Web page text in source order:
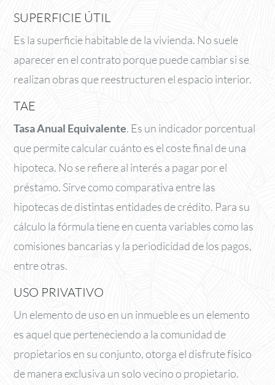
SUPERFICIE ÚTIL
Es la superficie habitable de la vivienda. No suele
aparecer en el contrato porque puede cambiar si se
realizan obras que reestructuren el espacio interior.
TAE
Tasa Anual Equivalente. Es un indicador porcentual
que permite calcular cuánto es el coste final de una
hipoteca. No se refiere al interés a pagar por el
préstamo. Sirve como comparativa entre las
hipotecas de distintas entidades de crédito. Para su
cálculo la fórmula tiene en cuenta variables como las
comisiones bancarias y la periodicidad de los pagos,
entre otras.
USO PRIVATIVO
Un elemento de uso en un inmueble es un elemento
es aquel que perteneciendo a la comunidad de
propietarios en su conjunto, otorga el disfrute físico
de manera exclusiva un solo vecino o propietario.